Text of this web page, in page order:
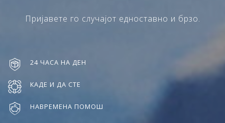
Пријавете го случајот едноставно и брзо.
24 ЧАСА НА ДЕН
КАДЕ И ДА СТЕ
НАВРЕМЕНА ПОМОШ